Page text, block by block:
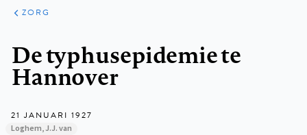
ARTIKELEN
PERSPECTIEF
ZORG
De typhusepidemie te
Hannover
21 JANUARI 1927
Loghem, J.J. van